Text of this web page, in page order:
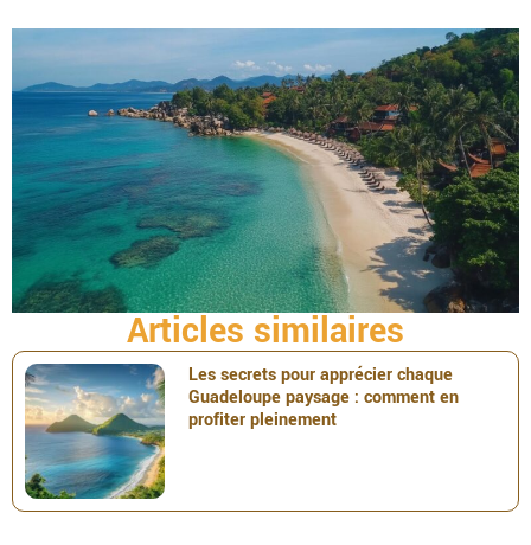
Articles similaires
Les secrets pour apprécier chaque
Guadeloupe paysage : comment en
profiter pleinement